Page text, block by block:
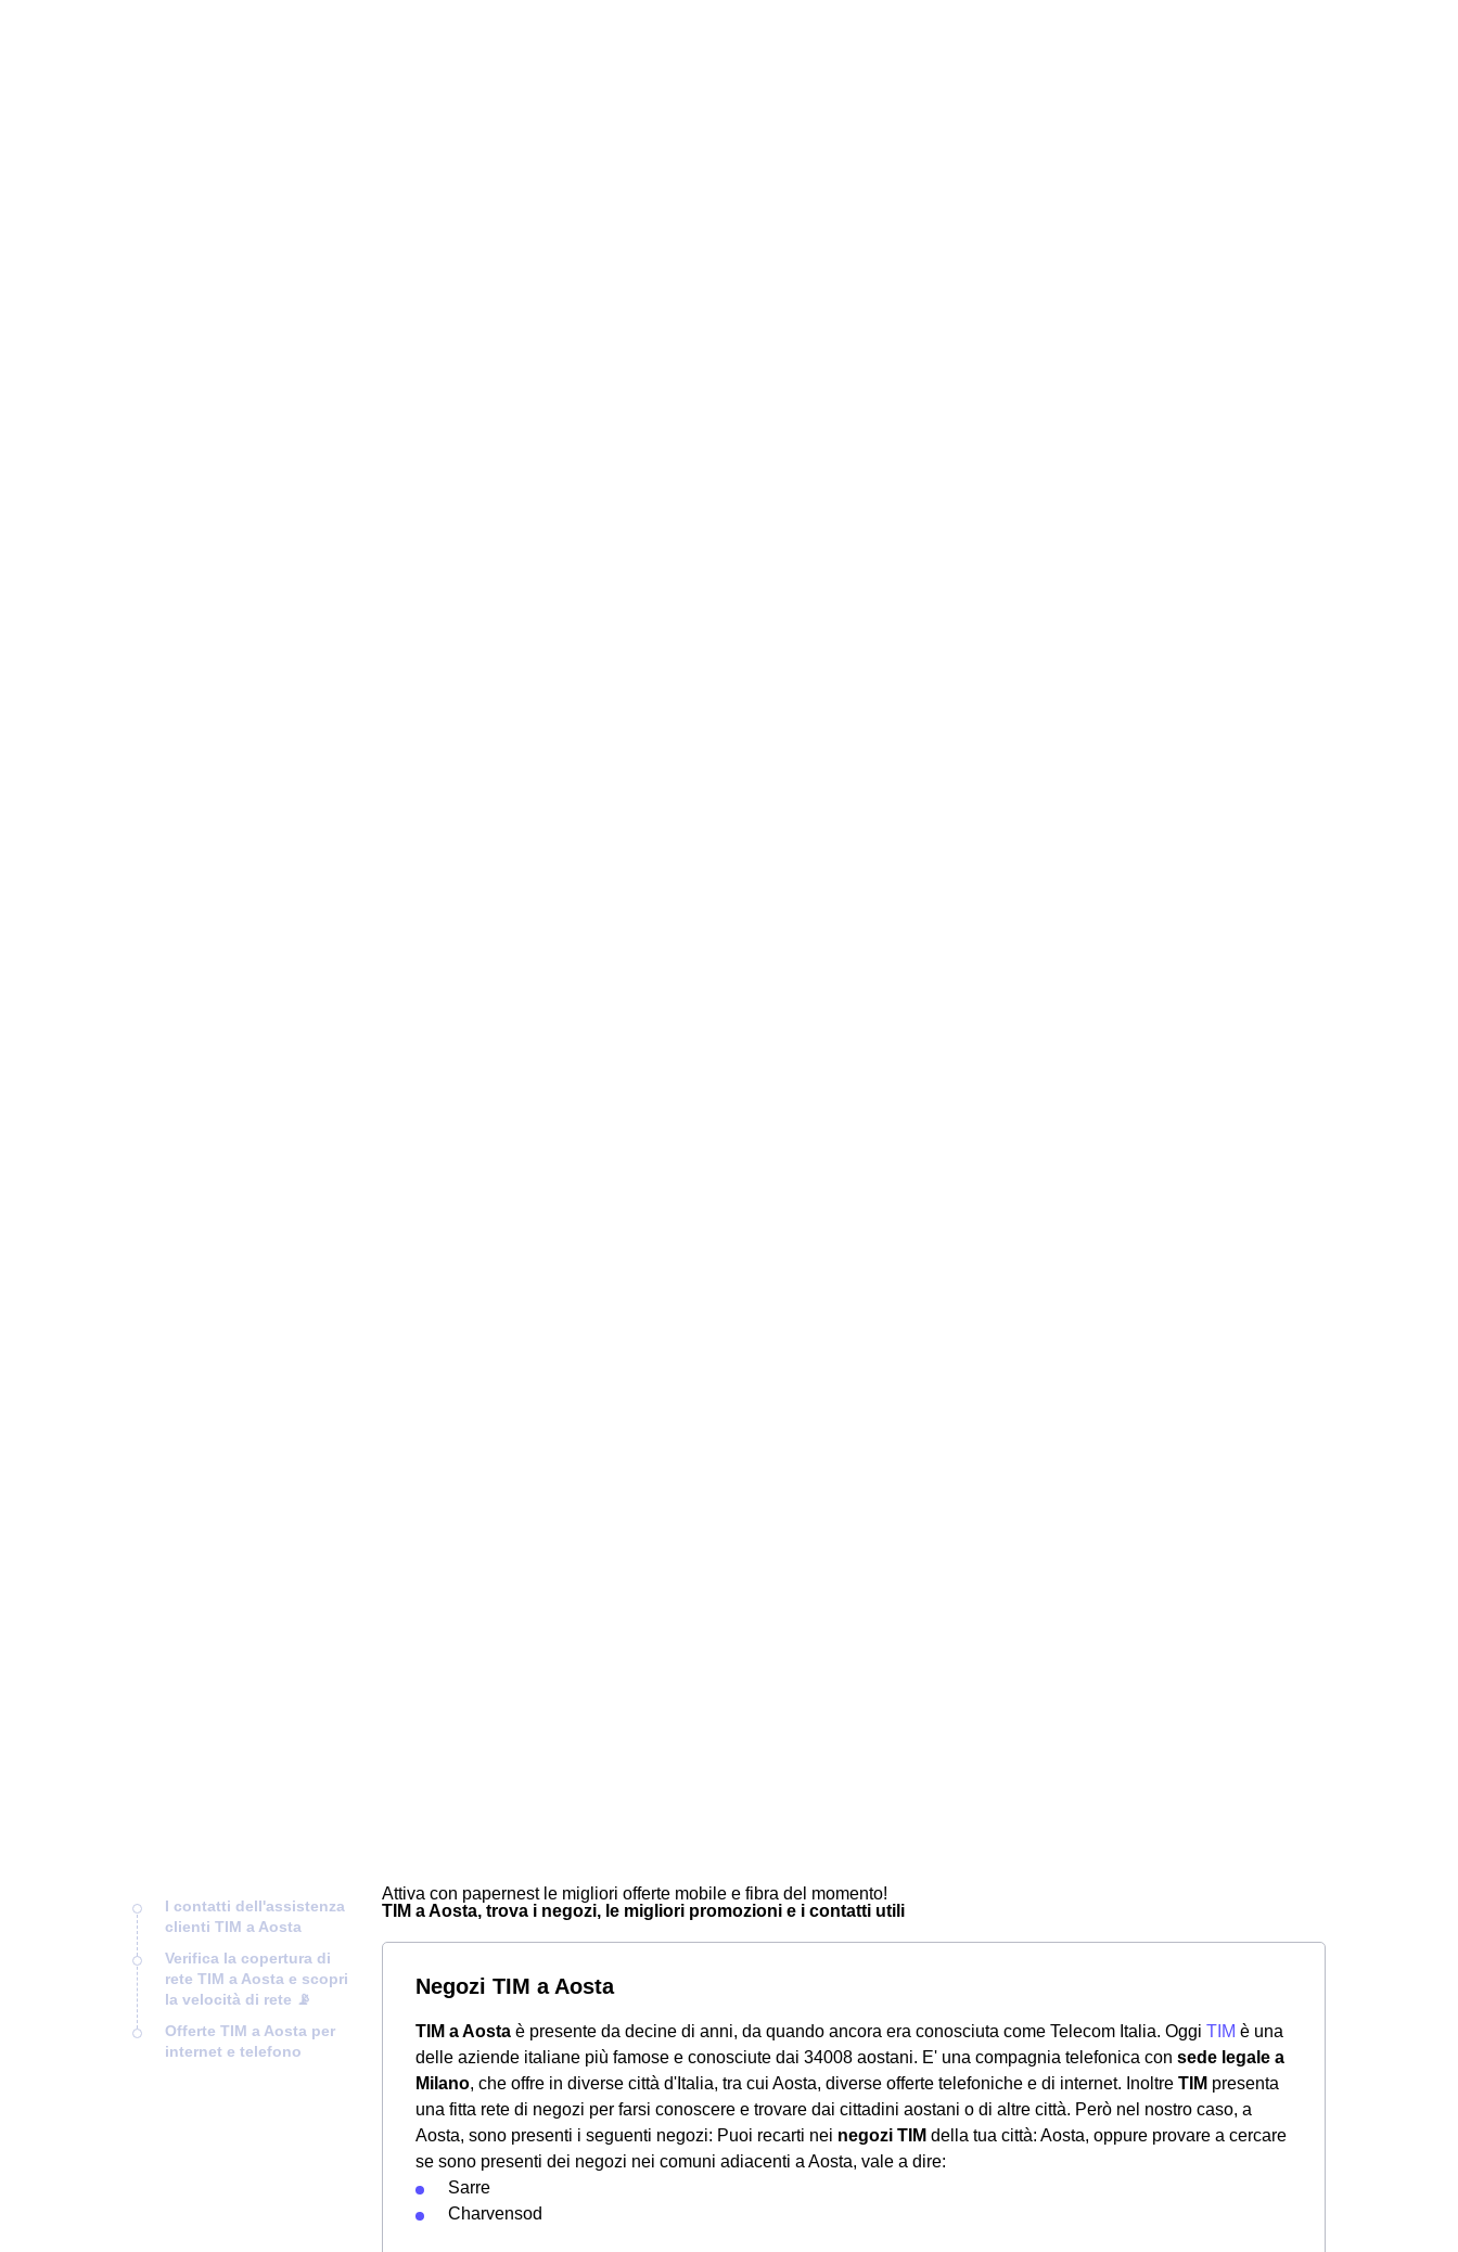
I contatti dell'assistenza
clienti TIM a Aosta
Verifica la copertura di
rete TIM a Aosta e scopri
la velocità di rete 📡
Offerte TIM a Aosta per
internet e telefono
Attiva con papernest le migliori offerte mobile e fibra del momento!
TIM a Aosta, trova i negozi, le migliori promozioni e i contatti utili
Negozi TIM a Aosta
TIM a Aosta è presente da decine di anni, da quando ancora era conosciuta come Telecom Italia. Oggi TIM è una
delle aziende italiane più famose e conosciute dai 34008 aostani. E' una compagnia telefonica con sede legale a
Milano, che offre in diverse città d'Italia, tra cui Aosta, diverse offerte telefoniche e di internet. Inoltre TIM presenta
una fitta rete di negozi per farsi conoscere e trovare dai cittadini aostani o di altre città. Però nel nostro caso, a
Aosta, sono presenti i seguenti negozi: Puoi recarti nei negozi TIM della tua città: Aosta, oppure provare a cercare
se sono presenti dei negozi nei comuni adiacenti a Aosta, vale a dire:
Sarre
Charvensod